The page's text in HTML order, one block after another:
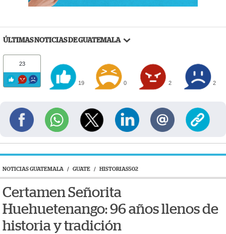
ÚLTIMAS NOTICIAS DE GUATEMALA
23
19 0 2 2
NOTICIAS GUATEMALA / GUATE / HISTORIAS502
Certamen Señorita
Huehuetenango: 96 años llenos de
historia y tradición